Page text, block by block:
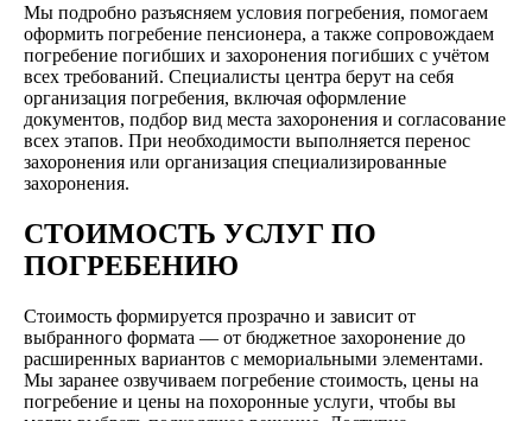
Мы подробно разъясняем условия погребения, помогаем
оформить погребение пенсионера, а также сопровождаем
погребение погибших и захоронения погибших с учётом
всех требований. Специалисты центра берут на себя
организация погребения, включая оформление
документов, подбор вид места захоронения и согласование
всех этапов. При необходимости выполняется перенос
захоронения или организация специализированные
захоронения.
СТОИМОСТЬ УСЛУГ ПО
ПОГРЕБЕНИЮ
Стоимость формируется прозрачно и зависит от
выбранного формата — от бюджетное захоронение до
расширенных вариантов с мемориальными элементами.
Мы заранее озвучиваем погребение стоимость, цены на
погребение и цены на похоронные услуги, чтобы вы